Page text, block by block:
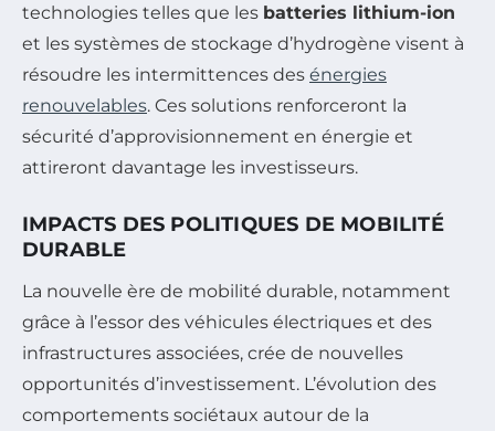
technologies telles que les batteries lithium-ion
et les systèmes de stockage d’hydrogène visent à
résoudre les intermittences des énergies
renouvelables. Ces solutions renforceront la
sécurité d’approvisionnement en énergie et
attireront davantage les investisseurs.
IMPACTS DES POLITIQUES DE MOBILITÉ
DURABLE
La nouvelle ère de mobilité durable, notamment
grâce à l’essor des véhicules électriques et des
infrastructures associées, crée de nouvelles
opportunités d’investissement. L’évolution des
comportements sociétaux autour de la